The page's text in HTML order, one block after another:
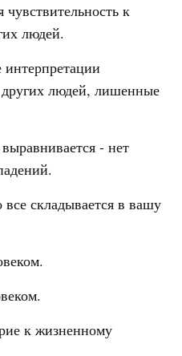
к
людей.
людей, лишенные
- нет
складывается в вашу
к жизненному